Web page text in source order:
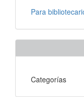
Para
Categorías